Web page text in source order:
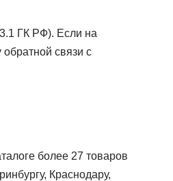
ГК РФ). Если на
связи с
более 27 товаров
Краснодару,